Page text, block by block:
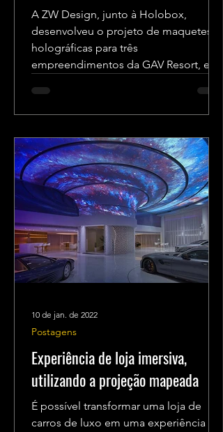
A ZW Design, junto à Holobox,
desenvolveu o projeto de maquetes
holográficas para três
empreendimentos da GAV Resort, em
Experiência de loja imersiva,
utilizando a projeção mapeada
É possível transformar uma loja de
carros de luxo em uma experiência
Postagens
10 de jan. de 2022